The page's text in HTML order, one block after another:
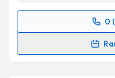
0
Randevu